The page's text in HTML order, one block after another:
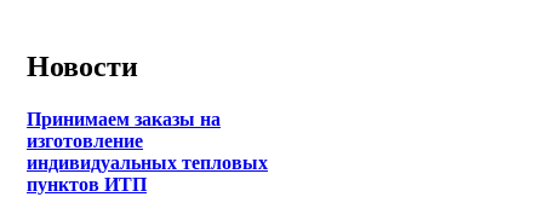
Новости
Принимаем заказы на
изготовление
индивидуальных тепловых
пунктов ИТП